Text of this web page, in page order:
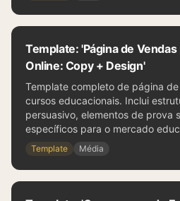
Template: 'Página de
Online: Copy + Design'
Template completo de página
cursos educacionais. Inclui
persuasivo, elementos de prova
específicos para o mercado
Template Média